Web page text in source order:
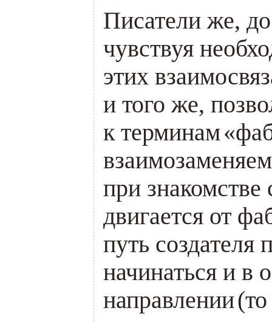
Писатели же,
чувствуя
этих
и того же,
к терминам«
при знакомстве
двигается от
путь создателя
начинаться и в
направлении(